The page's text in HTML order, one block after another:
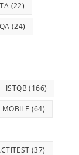
(22)
(24)
ISTQB (166)
MOBILE (64)
(37)